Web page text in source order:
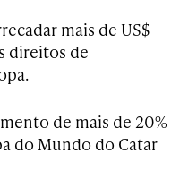
mais de US$
direitos de
de mais de 20%
do Mundo do Catar